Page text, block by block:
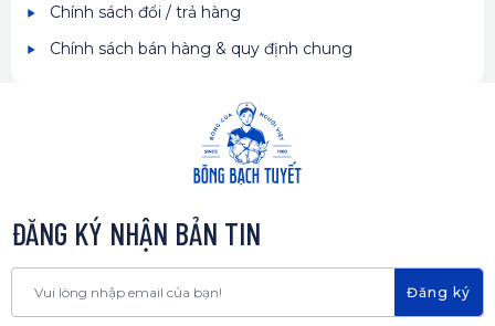
Chính sách đổi / trả hàng
Chính sách bán hàng & quy định chung
ĐĂNG KÝ NHẬN BẢN TIN
Đăng ký